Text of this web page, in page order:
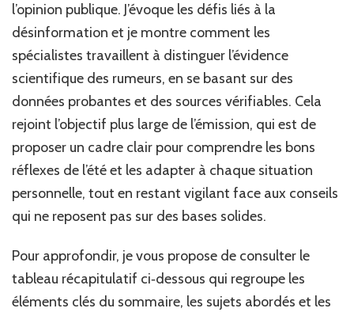
l’opinion publique. J’évoque les défis liés à la
désinformation et je montre comment les
spécialistes travaillent à distinguer l’évidence
scientifique des rumeurs, en se basant sur des
données probantes et des sources vérifiables. Cela
rejoint l’objectif plus large de l’émission, qui est de
proposer un cadre clair pour comprendre les bons
réflexes de l’été et les adapter à chaque situation
personnelle, tout en restant vigilant face aux conseils
qui ne reposent pas sur des bases solides.
Pour approfondir, je vous propose de consulter le
tableau récapitulatif ci‑dessous qui regroupe les
éléments clés du sommaire, les sujets abordés et les